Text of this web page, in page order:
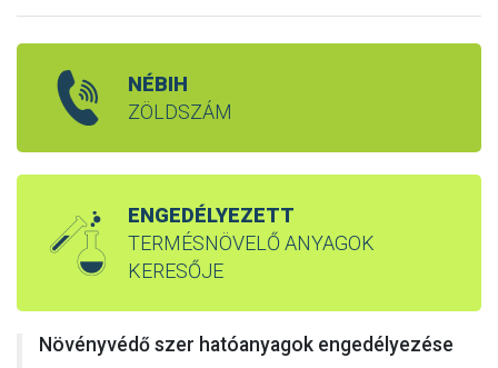
NÉBIH
ZÖLDSZÁM
ENGEDÉLYEZETT
TERMÉSNÖVELŐ ANYAGOK
KERESŐJE
Növényvédő szer hatóanyagok engedélyezése